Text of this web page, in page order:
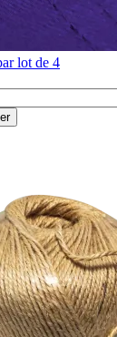
lot de 4